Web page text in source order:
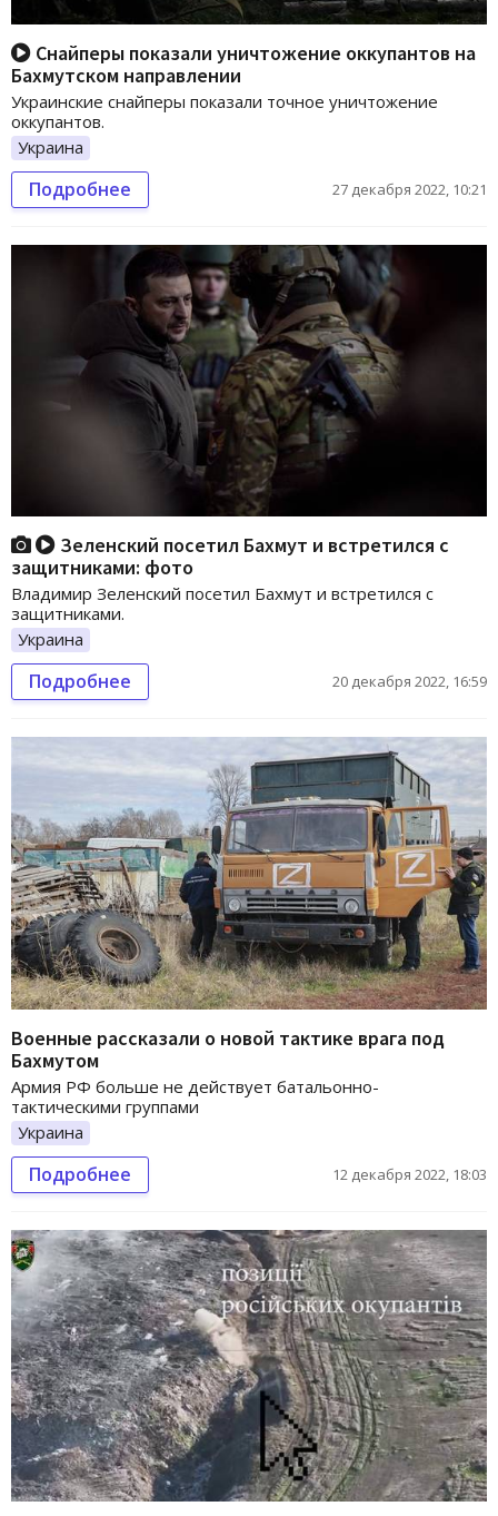
Снайперы показали уничтожение оккупантов на
Бахмутском направлении
Украинские снайперы показали точное уничтожение
оккупантов.
Украина
Подробнее 27 декабря 2022, 10:21
Зеленский посетил Бахмут и встретился с
защитниками: фото
Владимир Зеленский посетил Бахмут и встретился с
защитниками.
Украина
Подробнее 20 декабря 2022, 16:59
Военные рассказали о новой тактике врага под
Бахмутом
Армия РФ больше не действует батальонно-
тактическими группами
Украина
Подробнее 12 декабря 2022, 18:03